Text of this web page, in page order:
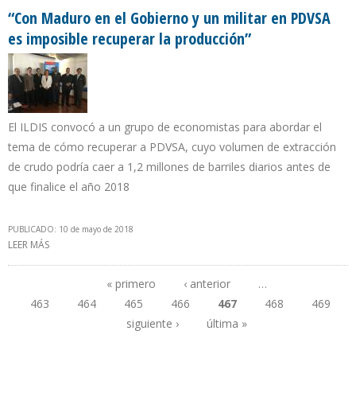
CONOCOPHILLIPS
“Con Maduro en el Gobierno y un militar en PDVSA
es imposible recuperar la producción”
El ILDIS convocó a un grupo de economistas para abordar el
tema de cómo recuperar a PDVSA, cuyo volumen de extracción
de crudo podría caer a 1,2 millones de barriles diarios antes de
que finalice el año 2018
PUBLICADO: 10 de mayo de 2018
LEER MÁS
Páginas
« primero ‹ anterior
…
463
464 465 466 467 468
469
siguiente ›
última »